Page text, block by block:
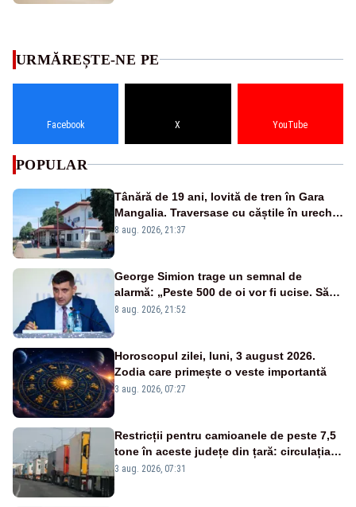
URMĂREȘTE-NE PE
Facebook X YouTube
POPULAR
Tânără de 19 ani, lovită de tren în Gara
Mangalia. Traversase cu căștile în urechi
liniile printr-un loc nepermis
8 aug. 2026, 21:37
George Simion trage un semnal de
alarmă: „Peste 500 de oi vor fi ucise. Să
vedem dacă ciobanii vor fi despăgubiți”
8 aug. 2026, 21:52
Horoscopul zilei, luni, 3 august 2026.
Zodia care primește o veste importantă
3 aug. 2026, 07:27
Restricții pentru camioanele de peste 7,5
tone în aceste județe din țară: circulația
este interzisă luni, între orele 12:00 și
3 aug. 2026, 07:31